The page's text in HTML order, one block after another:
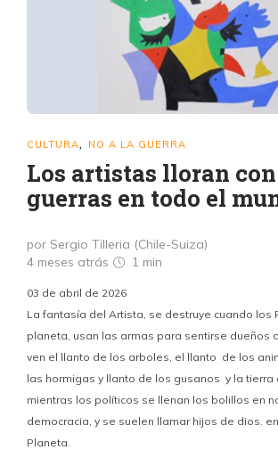
CULTURA NO A LA GUERRA
Los artistas lloran
guerras en todo el
por Sergio Tilleria (Chile-Suiza)
4 meses atrás
1 min
03 de abril de 2026
La fantasía del Artista, se destruye cuando los
planeta, usan las armas para sentirse dueños
ven el llanto de los arboles, el llanto de los
las hormigas y llanto de los gusanos y la tierra
mientras los políticos se llenan los bolillos en
democracia, y se suelen llamar hijos de dios.
Planeta.